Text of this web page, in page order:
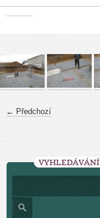
← Předchozí
VYHLEDÁVÁNÍ